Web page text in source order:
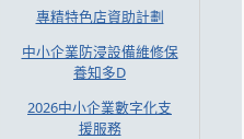
專精特色店資助計劃
中小企業防浸設備維修保
養知多D
2026中小企業數字化支
援服務